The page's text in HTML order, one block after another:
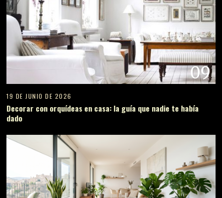
09
19 DE JUNIO DE 2026
Decorar con orquídeas en casa: la guía que nadie te había
dado